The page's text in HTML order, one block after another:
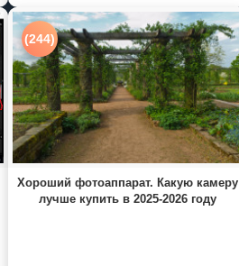
(244)
Хороший фотоаппарат. Какую камеру
лучше купить в 2025-2026 году